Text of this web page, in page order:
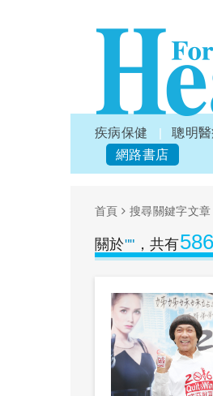
疾病保健 聰明醫
網路書店
首頁 搜尋關鍵字文章
關於"" ，共有